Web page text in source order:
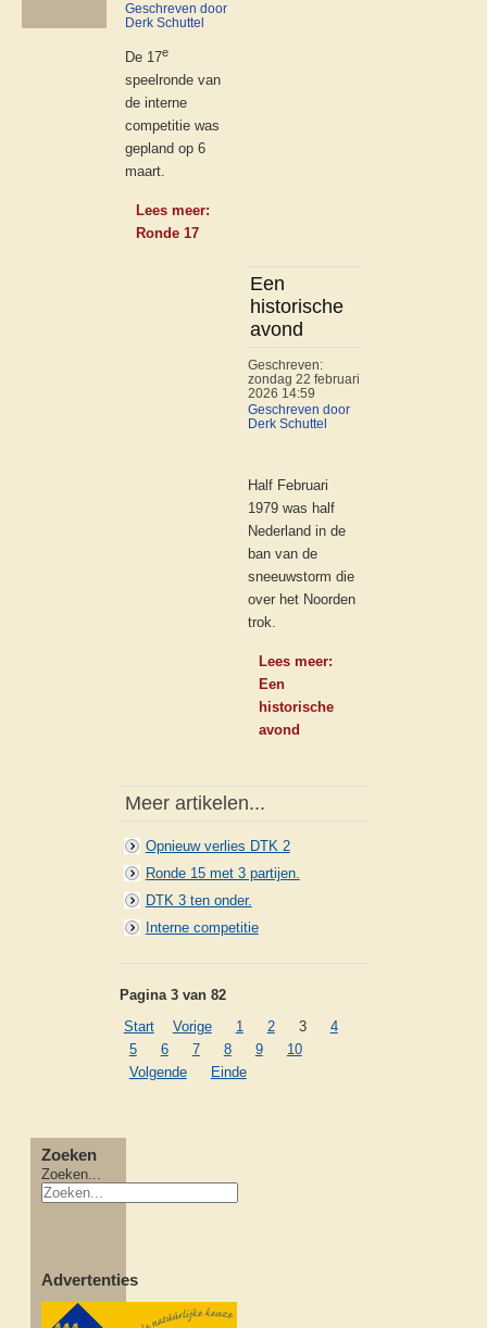
Geschreven door
Derk Schuttel
De 17e
speelronde van
de interne
competitie was
gepland op 6
maart.
Lees meer:
Ronde 17
Een
historische
avond
Geschreven:
zondag 22 februari
2026 14:59
Geschreven door
Derk Schuttel
Half Februari
1979 was half
Nederland in de
ban van de
sneeuwstorm die
over het Noorden
trok.
Lees meer:
Een
historische
avond
Meer artikelen...
Opnieuw verlies DTK 2
Ronde 15 met 3 partijen.
DTK 3 ten onder.
Interne competitie
Pagina 3 van 82
Start
Vorige 1 2 3
4
5
6 7 8 9
10
Volgende
Einde
Zoeken
Zoeken...
Advertenties